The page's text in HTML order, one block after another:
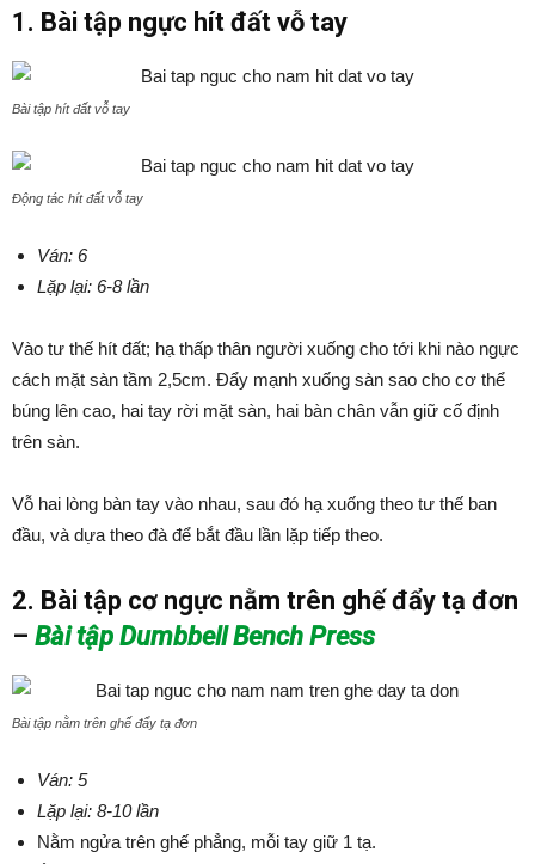
1. Bài tập ngực hít đất vỗ tay
Bài tập hít đất vỗ tay
Động tác hít đất vỗ tay
Ván: 6
Lặp lại: 6-8 lần
Vào tư thế hít đất; hạ thấp thân người xuống cho tới khi nào ngực
cách mặt sàn tầm 2,5cm. Đẩy mạnh xuống sàn sao cho cơ thể
búng lên cao, hai tay rời mặt sàn, hai bàn chân vẫn giữ cố định
trên sàn.
Vỗ hai lòng bàn tay vào nhau, sau đó hạ xuống theo tư thế ban
đầu, và dựa theo đà để bắt đầu lần lặp tiếp theo.
2. Bài tập cơ ngực nằm trên ghế đẩy tạ đơn
– Bài tập Dumbbell Bench Press
Bài tập nằm trên ghế đẩy tạ đơn
Ván: 5
Lặp lại: 8-10 lần
Nằm ngửa trên ghế phẳng, mỗi tay giữ 1 tạ.